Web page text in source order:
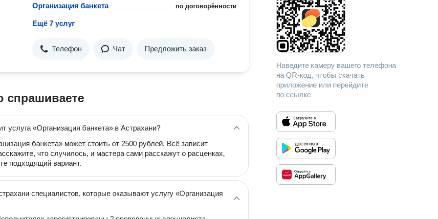
Организация банкета по договорённости
Ещё 7 услуг
Телефон Чат Предложить заказ
спрашиваете
услуга «Организация банкета» в Астрахани?
банкета» может стоить от 2500 рублей. Всё зависит
что случилось, и мастера сами расскажут о расценках,
подходящий вариант.
специалистов, которые оказывают услугу «Организация
Наведите камеру вашего телефона
на QR-код, чтобы скачать
приложение или перейдите
по ссылке